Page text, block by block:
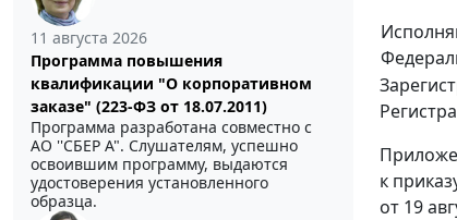
11 августа 2026
Программа повышения
квалификации "О корпоративном
заказе" (223-ФЗ от 18.07.2011)
Программа разработана совместно с
АО ''СБЕР А". Слушателям, успешно
освоившим программу, выдаются
удостоверения установленного
образца.
к
от 19